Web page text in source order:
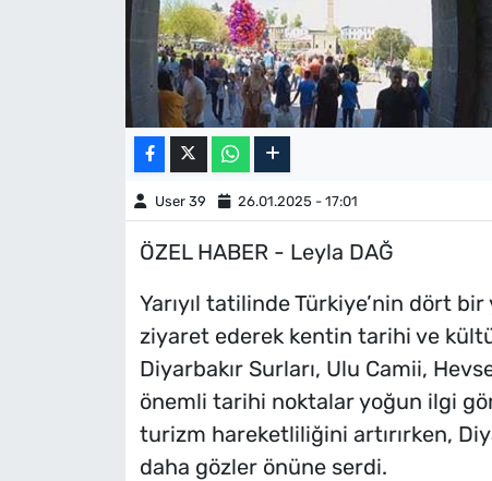
User 39 26.01.2025 - 17:01
ÖZEL HABER - Leyla DAĞ
Yarıyıl tatilinde Türkiye’nin dört
ziyaret ederek kentin tarihi ve
Diyarbakır Surları, Ulu Camii,
önemli tarihi noktalar yoğun ilgi
turizm hareketliliğini artırırken,
daha gözler önüne serdi.